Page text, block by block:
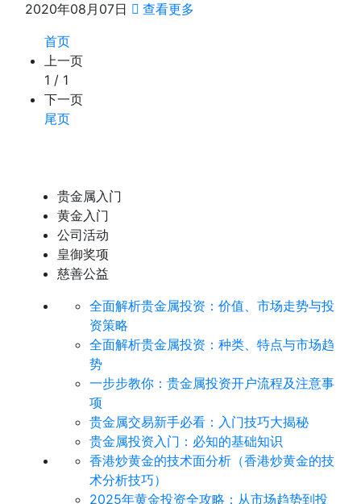
2020年08月07日
查看更多
首页
上一页
1 / 1
下一页
尾页
贵金属入门
黄金入门
公司活动
皇御奖项
慈善公益
全面解析贵金属投资：价值、市场走势与投
资策略
全面解析贵金属投资：种类、特点与市场趋
势
​一步步教你：贵金属投资开户流程及注意事
项
贵金属交易新手必看：入门技巧大揭秘
贵金属投资入门：必知的基础知识
香港炒黄金的技术面分析（香港炒黄金的技
术分析技巧）
2025年黄金投资全攻略：从市场趋势到投